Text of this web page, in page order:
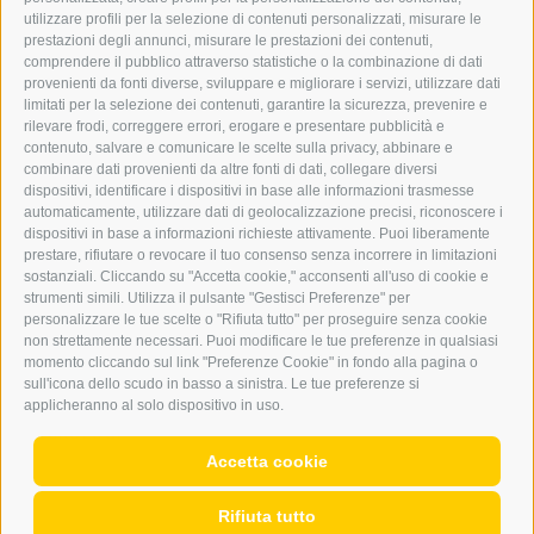
utilizzare profili per la selezione di contenuti personalizzati, misurare le
prestazioni degli annunci, misurare le prestazioni dei contenuti,
comprendere il pubblico attraverso statistiche o la combinazione di dati
provenienti da fonti diverse, sviluppare e migliorare i servizi, utilizzare dati
limitati per la selezione dei contenuti, garantire la sicurezza, prevenire e
rilevare frodi, correggere errori, erogare e presentare pubblicità e
contenuto, salvare e comunicare le scelte sulla privacy, abbinare e
combinare dati provenienti da altre fonti di dati, collegare diversi
dispositivi, identificare i dispositivi in base alle informazioni trasmesse
automaticamente, utilizzare dati di geolocalizzazione precisi, riconoscere i
dispositivi in base a informazioni richieste attivamente. Puoi liberamente
prestare, rifiutare o revocare il tuo consenso senza incorrere in limitazioni
sostanziali. Cliccando su "Accetta cookie," acconsenti all'uso di cookie e
strumenti simili. Utilizza il pulsante "Gestisci Preferenze" per
personalizzare le tue scelte o "Rifiuta tutto" per proseguire senza cookie
non strettamente necessari. Puoi modificare le tue preferenze in qualsiasi
momento cliccando sul link "Preferenze Cookie" in fondo alla pagina o
sull'icona dello scudo in basso a sinistra. Le tue preferenze si
applicheranno al solo dispositivo in uso.
Accetta cookie
Rifiuta tutto
ERKER
PUBBLICITÀ NELL’ERKER
PUBBLICITÀ ONLINE
ADDEBITO DIRETTO SEPA
REGOLAMENTO COMMENTI
ONLINE VOTING
SERVICE
EVENTI
ANNUNCI
LINK UTILI
METEO
WEBCAM
VIDEO
NECROLOGI